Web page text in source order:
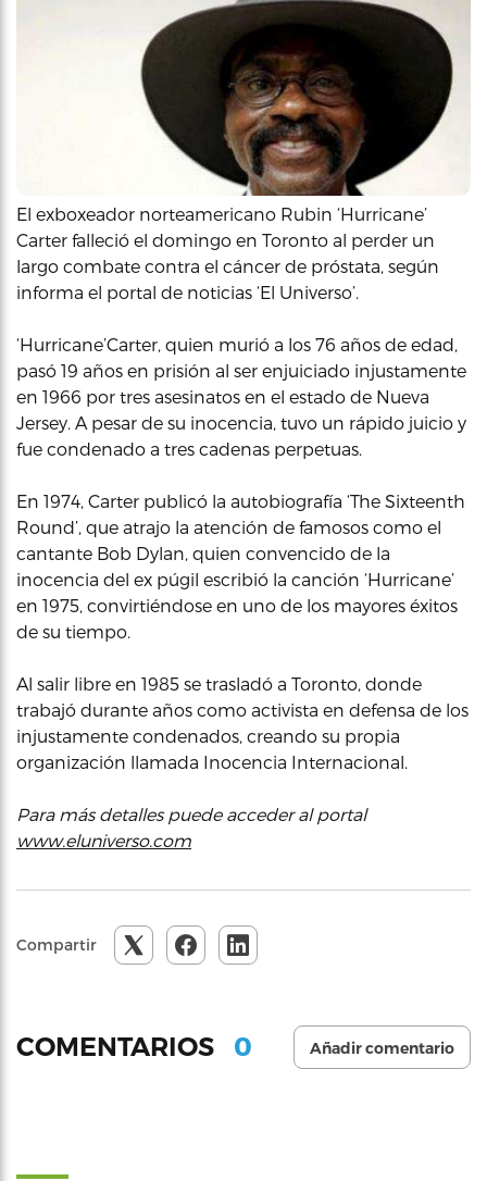
El exboxeador norteamericano Rubin ‘Hurricane’
Carter falleció el domingo en Toronto al perder un
largo combate contra el cáncer de próstata, según
informa el portal de noticias ‘El Universo’.
‘Hurricane’Carter, quien murió a los 76 años de edad,
pasó 19 años en prisión al ser enjuiciado injustamente
en 1966 por tres asesinatos en el estado de Nueva
Jersey. A pesar de su inocencia, tuvo un rápido juicio y
fue condenado a tres cadenas perpetuas.
En 1974, Carter publicó la autobiografía ‘The Sixteenth
Round’, que atrajo la atención de famosos como el
cantante Bob Dylan, quien convencido de la
inocencia del ex púgil escribió la canción ‘Hurricane’
en 1975, convirtiéndose en uno de los mayores éxitos
de su tiempo.
Al salir libre en 1985 se trasladó a Toronto, donde
trabajó durante años como activista en defensa de los
injustamente condenados, creando su propia
organización llamada Inocencia Internacional.
Para más detalles puede acceder al portal
www.eluniverso.com
Compartir
COMENTARIOS 0 Añadir comentario